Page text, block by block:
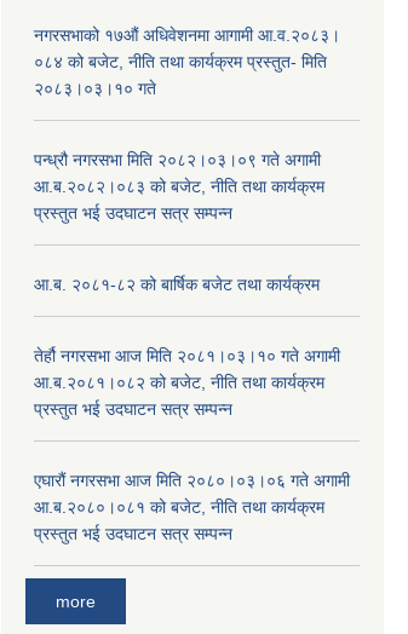
नगरसभाको १७औं अधिवेशनमा आगामी आ.व.२०८३।
०८४ को बजेट, नीति तथा कार्यक्रम प्रस्तुत- मिति
२०८३।०३।१० गते
पन्ध्रौ नगरसभा मिति २०८२।०३।०९ गते अगामी
आ.ब.२०८२।०८३ को बजेट, नीति तथा कार्यक्रम
प्रस्तुत भई उदघाटन सत्र सम्पन्न
आ.ब. २०८१-८२ को बार्षिक बजेट तथा कार्यक्रम
तेर्हौ नगरसभा आज मिति २०८१।०३।१० गते अगामी
आ.ब.२०८१।०८२ को बजेट, नीति तथा कार्यक्रम
प्रस्तुत भई उदघाटन सत्र सम्पन्न
एघारौं नगरसभा आज मिति २०८०।०३।०६ गते अगामी
आ.ब.२०८०।०८१ को बजेट, नीति तथा कार्यक्रम
प्रस्तुत भई उदघाटन सत्र सम्पन्न
more